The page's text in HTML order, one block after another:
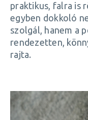
praktikus, falra is
egyben dokkoló
szolgál, hanem a
rendezetten,
rajta.